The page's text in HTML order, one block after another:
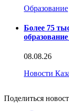
Образование
Более 75
08.08.26
Новости
Поделиться